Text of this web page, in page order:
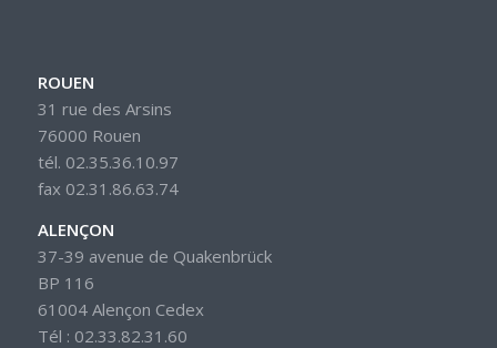
ROUEN
31 rue des Arsins
76000 Rouen
tél. 02.35.36.10.97
fax 02.31.86.63.74
ALENÇON
37-39 avenue de Quakenbrück
BP 116
61004 Alençon Cedex
Tél : 02.33.82.31.60